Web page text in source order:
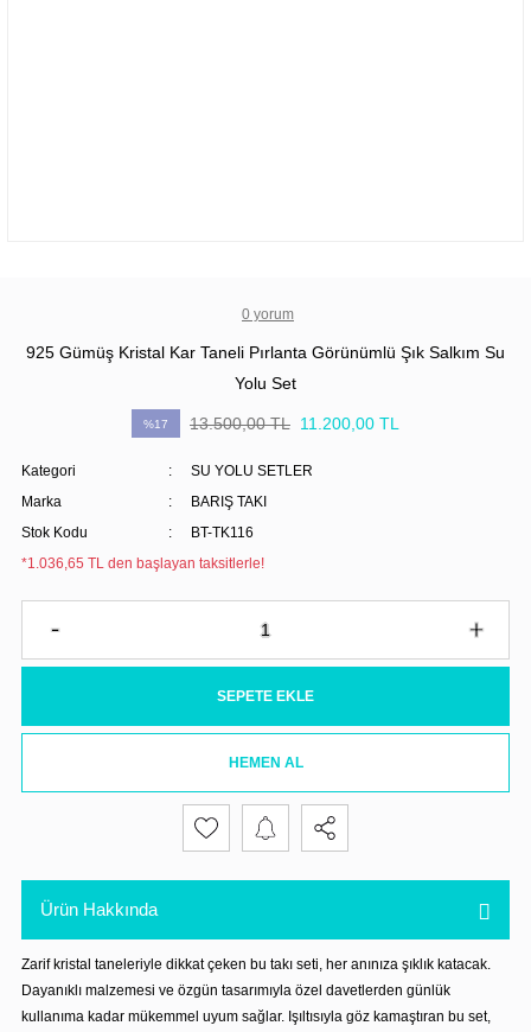
0 yorum
925 Gümüş Kristal Kar Taneli Pırlanta Görünümlü Şık Salkım Su
Yolu Set
%17 13.500,00 TL 11.200,00 TL
Kategori
SU YOLU SETLER
Marka
BARIŞ TAKI
Stok Kodu
BT-TK116
*1.036,65 TL den başlayan taksitlerle!
SEPETE EKLE
HEMEN AL
Ürün Hakkında
Zarif kristal taneleriyle dikkat çeken bu takı seti, her anınıza şıklık katacak.
Dayanıklı malzemesi ve özgün tasarımıyla özel davetlerden günlük
kullanıma kadar mükemmel uyum sağlar. Işıltısıyla göz kamaştıran bu set,